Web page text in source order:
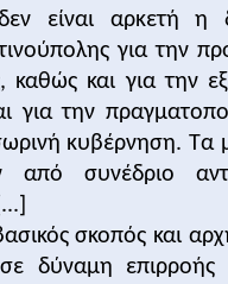
Κεμάλ
Νέα
για να
πολιτική, η
να αποτελέσει
είναι αρκετή η
για την
καθώς και για την
για την
κυβέρνηση. Τα
από συνέδριο
σκοπός και
δύναμη επιρροής